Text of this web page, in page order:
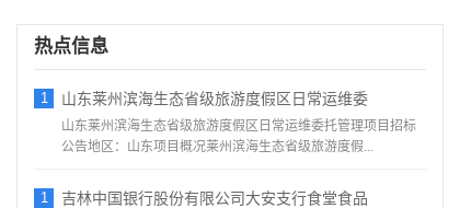
热点信息
1 山东莱州滨海生态省级旅游度假区日常运维委
山东莱州滨海生态省级旅游度假区日常运维委托管理项目招标
公告地区：山东项目概况莱州滨海生态省级旅游度假...
1 吉林中国银行股份有限公司大安支行食堂食品